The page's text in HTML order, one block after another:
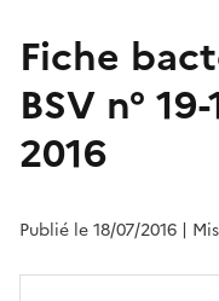
Fiche
BSV n°
2016
Publié le 18/07/2016 |